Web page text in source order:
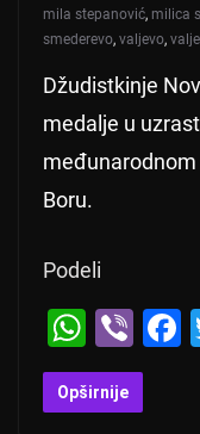
mila stepanović, milica
smederevo, valjevo,
Džudistkinje
medalje u
međunarodnom
Boru.
Podeli
W
h
at
Vi
b
er
Opširnije